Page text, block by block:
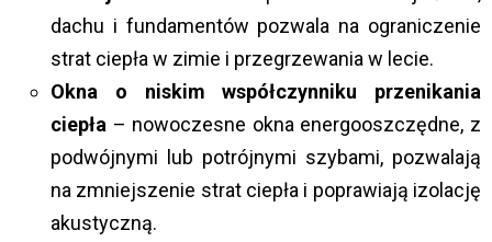
dachu i fundamentów pozwala na ograniczenie
strat ciepła w zimie i przegrzewania w lecie.
Okna o niskim współczynniku przenikania
ciepła – nowoczesne okna energooszczędne, z
podwójnymi lub potrójnymi szybami, pozwalają
na zmniejszenie strat ciepła i poprawiają izolację
akustyczną.